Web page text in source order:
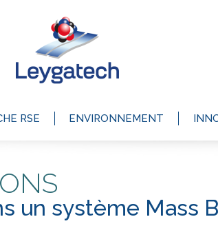
RSE ENVIRONNEMENT
un système Mass